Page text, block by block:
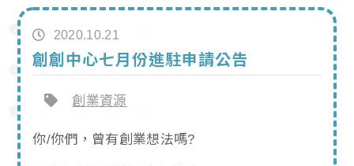
2020.10.21
創創中心七月份進駐申請公告
創業資源
你/你們，曾有創業想法嗎?